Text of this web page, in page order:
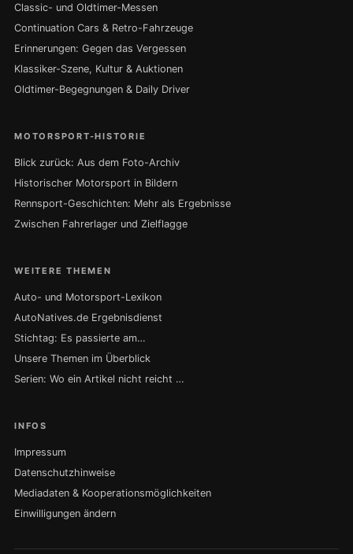
Classic- und Oldtimer-Messen
Continuation Cars & Retro-Fahrzeuge
Erinnerungen: Gegen das Vergessen
Klassiker-Szene, Kultur & Auktionen
Oldtimer-Begegnungen & Daily Driver
MOTORSPORT-HISTORIE
Blick zurück: Aus dem Foto-Archiv
Historischer Motorsport in Bildern
Rennsport-Geschichten: Mehr als Ergebnisse
Zwischen Fahrerlager und Zielflagge
WEITERE THEMEN
Auto- und Motorsport-Lexikon
AutoNatives.de Ergebnisdienst
Stichtag: Es passierte am…
Unsere Themen im Überblick
Serien: Wo ein Artikel nicht reicht …
INFOS
Impressum
Datenschutzhinweise
Mediadaten & Kooperationsmöglichkeiten
Einwilligungen ändern